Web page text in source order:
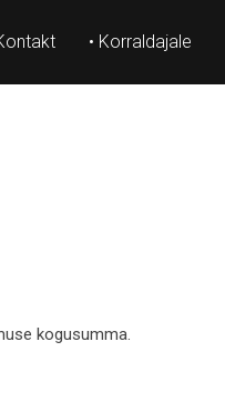
• Korraldajale
kogusumma.